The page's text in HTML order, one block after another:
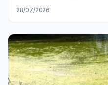
28/07/2026